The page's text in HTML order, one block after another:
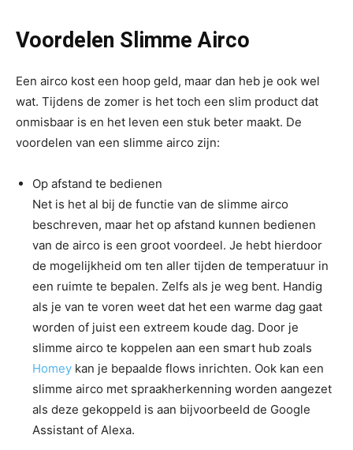
Voordelen Slimme Airco
Een airco kost een hoop geld, maar dan heb je ook wel
wat. Tijdens de zomer is het toch een slim product dat
onmisbaar is en het leven een stuk beter maakt. De
voordelen van een slimme airco zijn:
Op afstand te bedienen
Net is het al bij de functie van de slimme airco
beschreven, maar het op afstand kunnen bedienen
van de airco is een groot voordeel. Je hebt hierdoor
de mogelijkheid om ten aller tijden de temperatuur in
een ruimte te bepalen. Zelfs als je weg bent. Handig
als je van te voren weet dat het een warme dag gaat
worden of juist een extreem koude dag. Door je
slimme airco te koppelen aan een smart hub zoals
Homey kan je bepaalde flows inrichten. Ook kan een
slimme airco met spraakherkenning worden aangezet
als deze gekoppeld is aan bijvoorbeeld de Google
Assistant of Alexa.